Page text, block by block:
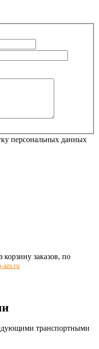
персональных данных
корзину заказов, по
azs.ru
транспортными